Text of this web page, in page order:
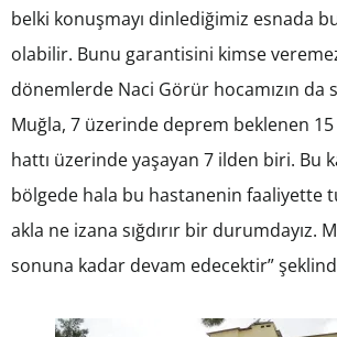
belki konuşmayı dinlediğimiz esnada
olabilir. Bunu garantisini kimse
dönemlerde Naci Görür hocamızın da
Muğla, 7 üzerinde deprem beklenen
hattı üzerinde yaşayan 7 ilden biri. Bu
bölgede hala bu hastanenin faaliyette
akla ne izana sığdırır bir durumdayız.
sonuna kadar devam edecektir”